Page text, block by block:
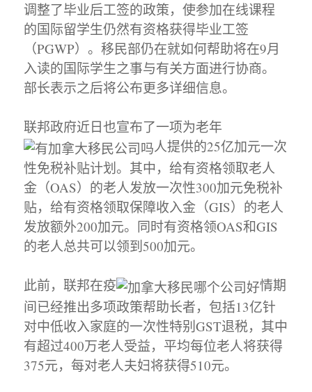
调整了毕业后工签的政策，使参加在线课程
的国际留学生仍然有资格获得毕业工签
（PGWP）。移民部仍在就如何帮助将在9月
入读的国际学生之事与有关方面进行协商。
部长表示之后将公布更多详细信息。
联邦政府近日也宣布了一项为老年
人提供的25亿加元一次
性免税补贴计划。其中，给有资格领取老人
金（OAS）的老人发放一次性300加元免税补
贴，给有资格领取保障收入金（GIS）的老人
发放额外200加元。同时有资格领OAS和GIS
的老人总共可以领到500加元。
此前，联邦在疫
情期
间已经推出多项政策帮助长者，包括13亿针
对中低收入家庭的一次性特别GST退税，其中
有超过400万老人受益，平均每位老人将获得
375元，每对老人夫妇将获得510元。